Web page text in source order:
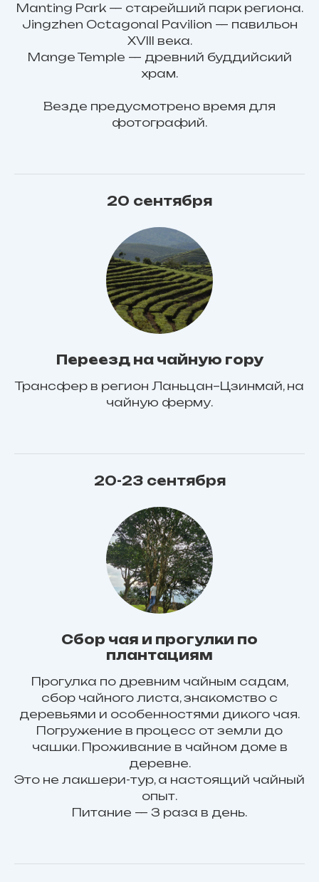
Manting Park — старейший парк региона.
Jingzhen Octagonal Pavilion — павильон
XVIII века.
Mange Temple — древний буддийский
храм.
Везде предусмотрено время для
фотографий.
20 сентября
Переезд на чайную гору
Трансфер в регион Ланьцан–Цзинмай, на
чайную ферму.
20-23 сентября
Сбор чая и прогулки по
плантациям
Прогулка по древним чайным садам,
сбор чайного листа, знакомство с
деревьями и особенностями дикого чая.
Погружение в процесс от земли до
чашки. Проживание в чайном доме в
деревне.
Это не лакшери-тур, а настоящий чайный
опыт.
Питание — 3 раза в день.